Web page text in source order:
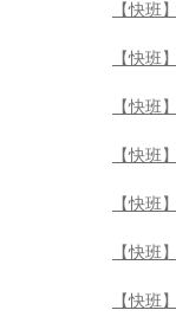
【快班
【快班
【快班
【快班
【快班
【快班
【快班